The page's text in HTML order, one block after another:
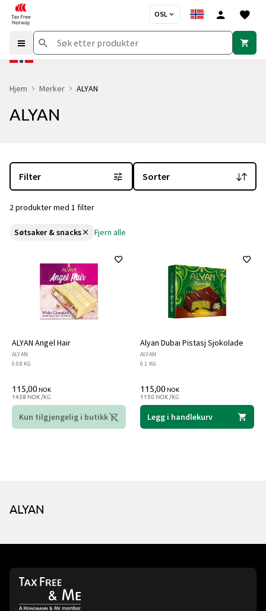
OSL
Hjem Merker ALYAN
ALYAN
Filter Sorter
2 produkter med 1 filter
Søtsaker & snacks Fjern alle
ALYAN Angel Hair
ALYAN
0.08 KG
115,00NOK
1438 NOK /KG
Kun tilgjengelig i butikk
Alyan Dubai Pistasj Sjokolade
ALYAN
0.1 KG
115,00NOK
1150 NOK /KG
Legg i handlekurv
ALYAN